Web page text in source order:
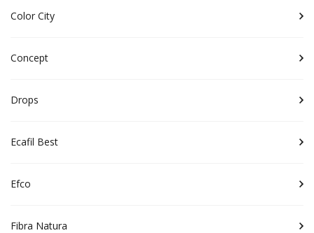
Color City
Concept
Drops
Ecafil Best
Efco
Fibra Natura